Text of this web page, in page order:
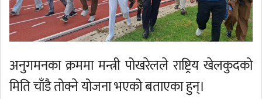
अनुगमनका क्रममा मन्त्री पोखरेलले राष्ट्रिय खेलकुदको
मिति चाँडै तोक्ने योजना भएको बताएका हुन्।